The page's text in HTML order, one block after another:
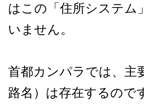
はこの「住所システム
いません。
首都カンパラでは、主
路名）は存在するので